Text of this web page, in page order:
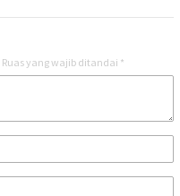
Ruas yang wajib ditandai *